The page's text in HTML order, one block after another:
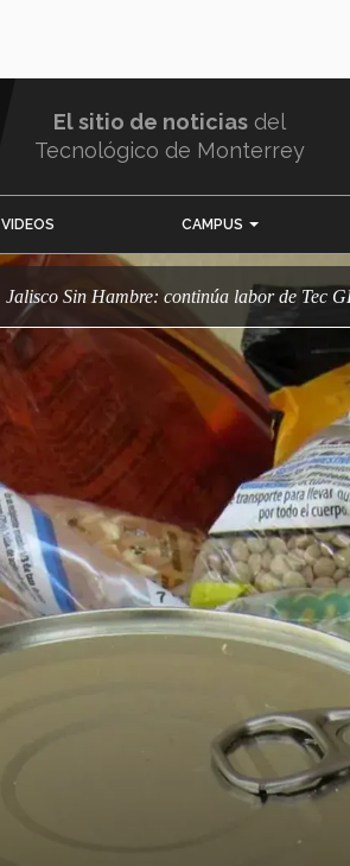
El sitio de noticias del
Tecnológico de Monterrey
VIDEOS CAMPUS
Jalisco Sin Hambre: continúa labor de Tec